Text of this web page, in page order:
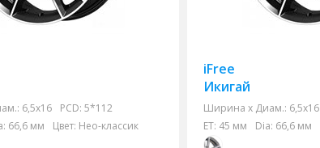
6,5x16 PCD: 5*112
66,6 мм Цвет: Нео-классик
iFree
Икигай
Ширина х Диам.: 6,5x16
ET: 45 мм Dia: 66,6 мм